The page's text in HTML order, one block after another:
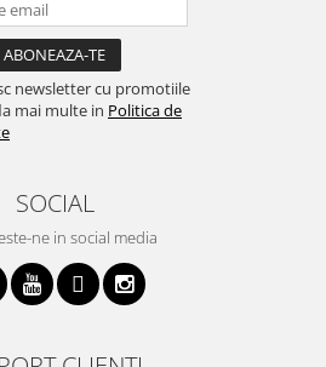
newsletter cu promotiile
mai multe in Politica de
SOCIAL
ne in social media